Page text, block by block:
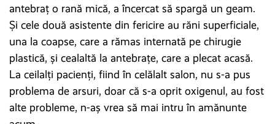
antebraț o rană mică, a încercat să spargă un geam.
Și cele două asistente din fericire au răni superficiale,
una la coapse, care a rămas internată pe chirugie
plastică, și cealaltă la antebrațe, care a plecat acasă.
La ceilalți pacienți, fiind în celălalt salon, nu s-a pus
problema de arsuri, doar că s-a oprit oxigenul, au fost
alte probleme, n-aș vrea să mai intru în amănunte